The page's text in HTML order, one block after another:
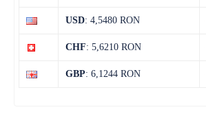
USD: 4,5480 RON
CHF: 5,6210 RON
GBP: 6,1244 RON